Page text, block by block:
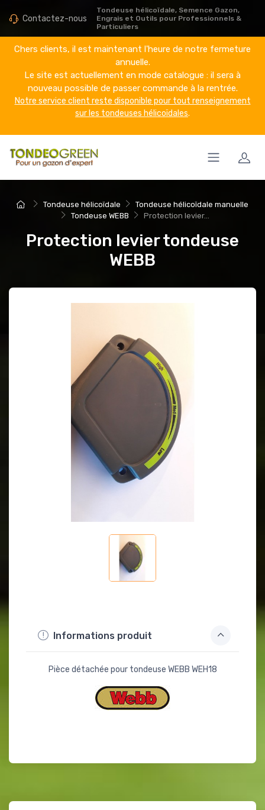
Contactez-nous
Tondeuse hélicoïdale, Semence Gazon,
Engrais et Outils pour Professionnels &
Particuliers
Chers clients, il est maintenant l'heure de notre fermeture
annuelle.
Le site est actuellement en mode catalogue : il sera à
nouveau possible de passer commande à la rentrée.
Notre service client reste disponible pour tout renseignement
sur les tondeuses hélicoïdales.
Tondeuse hélicoïdale
Tondeuse hélicoïdale manuelle
Tondeuse WEBB
Protection levier...
Protection levier tondeuse
WEBB
Informations produit
Pièce détachée pour tondeuse WEBB WEH18